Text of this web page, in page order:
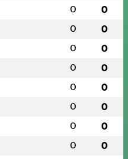
0 0
0 0
0 0
0 0
0 0
0 0
0 0
0 0